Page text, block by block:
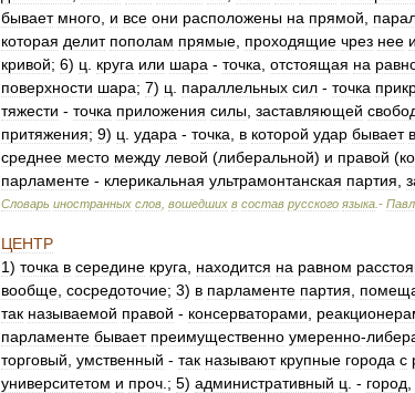
бывает много и все они расположены на прямой
которая делит пополам прямые проходящие чрез нее и
кривой; 6) ц круга или шара - точка отстоящая на
поверхности шара; 7) ц параллельных сил - точка
тяжести - точка приложения силы заставляющей
притяжения; 9) ц удара - точка в которой удар бывает
среднее место между левой (либеральной) и правой (
парламенте - клерикальная ультрамонтанская партия
Словарь иностранных слов вошедших в состав русского языка .-
ЦЕНТР
1) точка в середине круга находится на равном
вообще сосредоточие; 3) в парламенте партия
так называемой правой - консерваторами
парламенте бывает преимущественно умеренно-
торговый умственный - так называют крупные города с
университетом и проч .; 5) административный ц . - город